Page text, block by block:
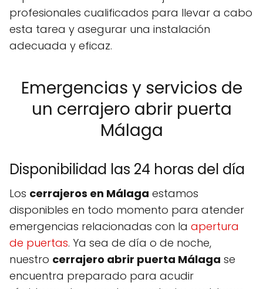
profesionales cualificados para llevar a cabo
esta tarea y asegurar una instalación
adecuada y eficaz.
Emergencias y servicios de
un cerrajero abrir puerta
Málaga
Disponibilidad las 24 horas del día
Los cerrajeros en Málaga estamos
disponibles en todo momento para atender
emergencias relacionadas con la apertura
de puertas. Ya sea de día o de noche,
nuestro cerrajero abrir puerta Málaga se
encuentra preparado para acudir